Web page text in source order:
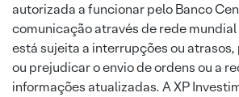
autorizada a funcionar pelo Banco
comunicação através de rede
está sujeita a interrupções ou
ou prejudicar o envio de ordens ou a
informações atualizadas. A XP